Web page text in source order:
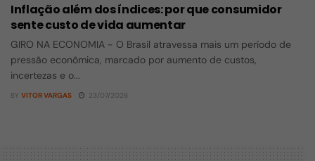
Inflação além dos índices: por que consumidor
sente custo de vida aumentar
GIRO NA ECONOMIA - O Brasil atravessa mais um período de
pressão econômica, marcado por aumento de custos,
incertezas e o...
BY VITOR VARGAS 23/07/2026